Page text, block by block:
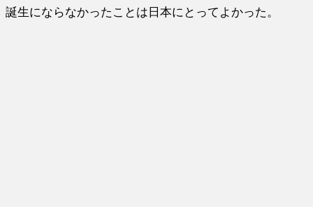
誕生にならなかったことは日本にとってよかった。